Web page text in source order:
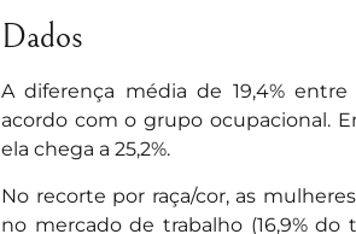
Dados
A diferença média de 19,4%
acordo com o grupo ocupacional.
ela chega a 25,2%.
No recorte por raça/cor, as
no mercado de trabalho (16,9%